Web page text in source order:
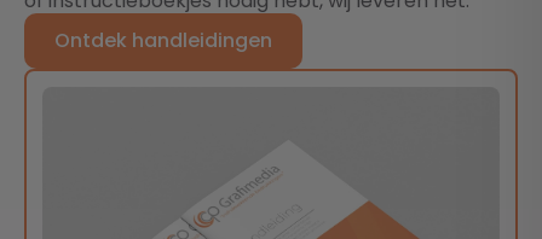
Ontdek handleidingen